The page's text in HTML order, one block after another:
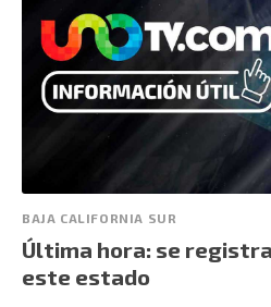
BAJA CALIFORNIA SUR
Última hora: se
este estado